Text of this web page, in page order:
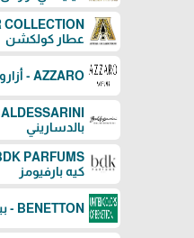
عطار كولكشن
AZZARO - أزارو
بالدساريني
كيه بارفيومز
BENETTON - بينيتون